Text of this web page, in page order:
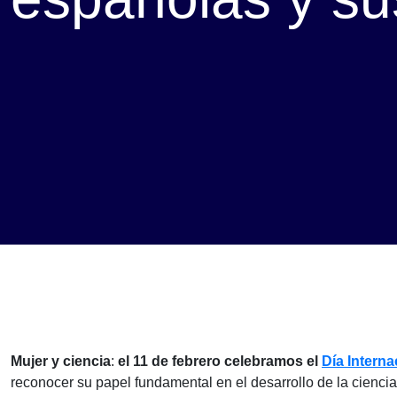
Mujer y ciencia: el 11 de febrero celebramos el
Día
reconocer su papel fundamental en el desarrollo de la